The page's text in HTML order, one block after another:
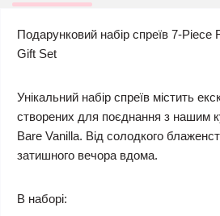
Подарунковий набір спреїв 7-
Gift Set
Унікальний набір спреїв містить
створених для поєднання з нашим
Bare Vanilla. Від солодкого
затишного вечора вдома.
В наборі: